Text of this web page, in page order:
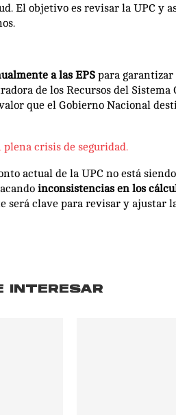
El objetivo es revisar la UPC y
a las EPS para
de los Recursos del Sistema
que el Gobierno Nacional
crisis de seguridad.
actual de la UPC no está
inconsistencias en los
será clave para revisar y ajustar
INTERESAR